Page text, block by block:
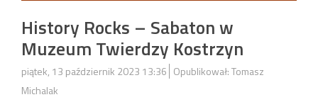
History Rocks – Sabaton w
Muzeum Twierdzy Kostrzyn
piątek, 13 październik 2023 13:36 Opublikował: Tomasz
Michalak